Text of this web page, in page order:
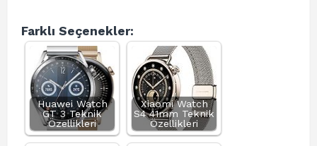
Farklı Seçenekler:
Huawei Watch
GT 3 Teknik
Özellikleri
Xiaomi Watch
S4 41mm Teknik
Özellikleri